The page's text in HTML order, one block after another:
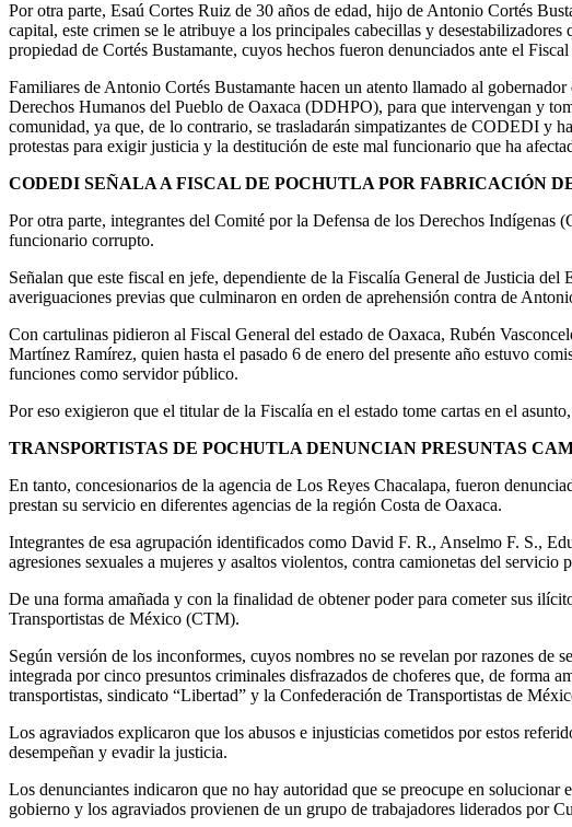
Por otra parte, Esaú Cortes Ruiz de 30 años de edad, hijo de Antonio Cortés
capital, este crimen se le atribuye a los principales cabecillas y
propiedad de Cortés Bustamante, cuyos hechos fueron denunciados ante el
Familiares de Antonio Cortés Bustamante hacen un atento llamado al
Derechos Humanos del Pueblo de Oaxaca (DDHPO), para que intervengan y
comunidad, ya que, de lo contrario, se trasladarán simpatizantes de CODEDI y
protestas para exigir justicia y la destitución de este mal funcionario que ha
CODEDI SEÑALA A FISCAL DE POCHUTLA POR FABRICACIÓN
Por otra parte, integrantes del Comité por la Defensa de los Derechos
funcionario corrupto.
Señalan que este fiscal en jefe, dependiente de la Fiscalía General de Justicia
averiguaciones previas que culminaron en orden de aprehensión contra de
Con cartulinas pidieron al Fiscal General del estado de Oaxaca, Rubén
Martínez Ramírez, quien hasta el pasado 6 de enero del presente año estuvo
funciones como servidor público.
Por eso exigieron que el titular de la Fiscalía en el estado tome cartas en el
TRANSPORTISTAS DE POCHUTLA DENUNCIAN PRESUNTAS
En tanto, concesionarios de la agencia de Los Reyes Chacalapa, fueron
prestan su servicio en diferentes agencias de la región Costa de Oaxaca.
Integrantes de esa agrupación identificados como David F. R., Anselmo F. S.,
agresiones sexuales a mujeres y asaltos violentos, contra camionetas del
De una forma amañada y con la finalidad de obtener poder para cometer sus
Transportistas de México (CTM).
Según versión de los inconformes, cuyos nombres no se revelan por razones de
integrada por cinco presuntos criminales disfrazados de choferes que, de forma
transportistas, sindicato “Libertad” y la Confederación de Transportistas de
Los agraviados explicaron que los abusos e injusticias cometidos por estos
desempeñan y evadir la justicia.
Los denunciantes indicaron que no hay autoridad que se preocupe en
gobierno y los agraviados provienen de un grupo de trabajadores liderados por